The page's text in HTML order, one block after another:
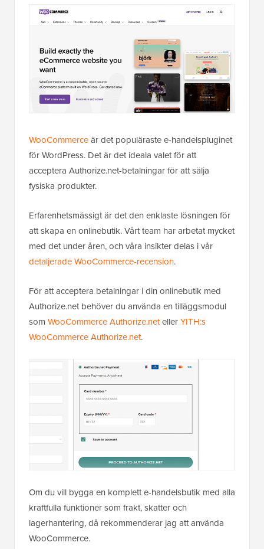
WooCommerceär det populäraste e-handelspluginet
för WordPress. Det är det ideala valet för att
acceptera Authorize.net-betalningar för att sälja
fysiska produkter.
Erfarenhetsmässigt är det den enklaste lösningen för
att skapa en onlinebutik. Vårt team har arbetat mycket
med det under åren, och våra insikter delas i vår
detaljerade WooCommerce-recension.
För att acceptera betalningar i din onlinebutik med
Authorize.net behöver du använda en tilläggsmodul
som WooCommerce Authorize.netellerYITH:s
WooCommerce Authorize.net.
Om du vill bygga en komplett e-handelsbutik med alla
kraftfulla funktioner som frakt, skatter och
lagerhantering, då rekommenderar jag att använda
WooCommerce.